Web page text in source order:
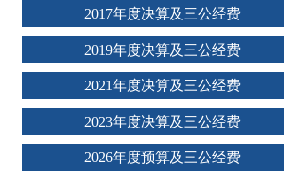
2017年度决算及三公经费
2019年度决算及三公经费
2021年度决算及三公经费
2023年度决算及三公经费
2026年度预算及三公经费